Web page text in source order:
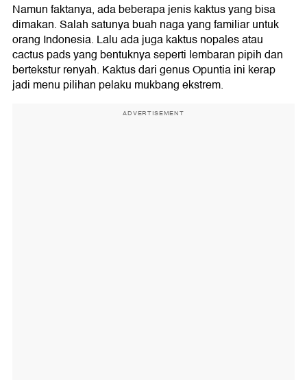
Namun faktanya, ada beberapa jenis kaktus yang bisa
dimakan. Salah satunya buah naga yang familiar untuk
orang Indonesia. Lalu ada juga kaktus nopales atau
cactus pads yang bentuknya seperti lembaran pipih dan
bertekstur renyah. Kaktus dari genus Opuntia ini kerap
jadi menu pilihan pelaku mukbang ekstrem.
ADVERTISEMENT